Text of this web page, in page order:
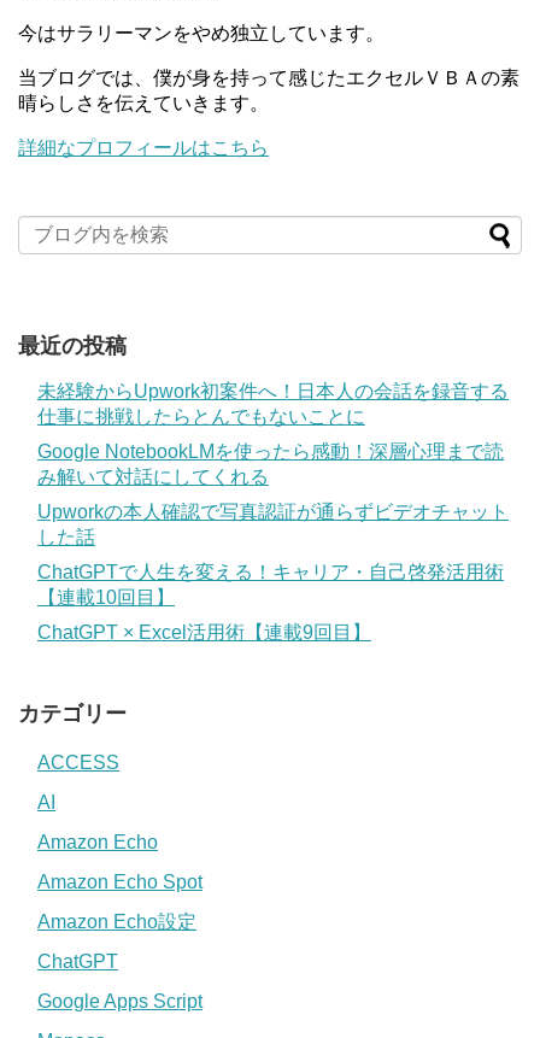
今はサラリーマンをやめ独立しています。
当ブログでは、僕が身を持って感じたエクセルＶＢＡの素
晴らしさを伝えていきます。
詳細なプロフィールはこちら
最近の投稿
未経験からUpwork初案件へ！日本人の会話を録音する
仕事に挑戦したらとんでもないことに
Google NotebookLMを使ったら感動！深層心理まで読
み解いて対話にしてくれる
Upworkの本人確認で写真認証が通らずビデオチャット
した話
ChatGPTで人生を変える！キャリア・自己啓発活用術
【連載10回目】
ChatGPT × Excel活用術【連載9回目】
カテゴリー
ACCESS
AI
Amazon Echo
Amazon Echo Spot
Amazon Echo設定
ChatGPT
Google Apps Script